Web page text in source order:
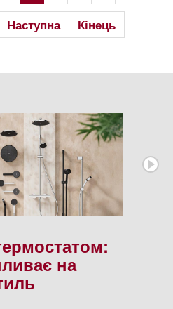
Наступна Кінець
на